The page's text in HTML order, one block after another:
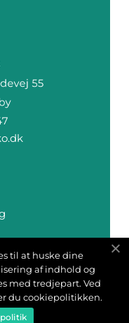
til at huske dine
af indhold og
med tredjepart. Ved
du cookiepolitikken.